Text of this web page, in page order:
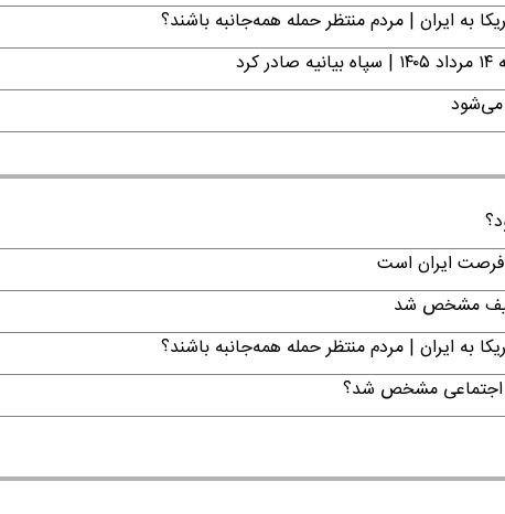
به ایران | مردم منتظر حمله همه‌جانبه باشند؟
می‌شود
فرصت ایران است
مشخص شد
به ایران | مردم منتظر حمله همه‌جانبه باشند؟
اجتماعی مشخص شد؟